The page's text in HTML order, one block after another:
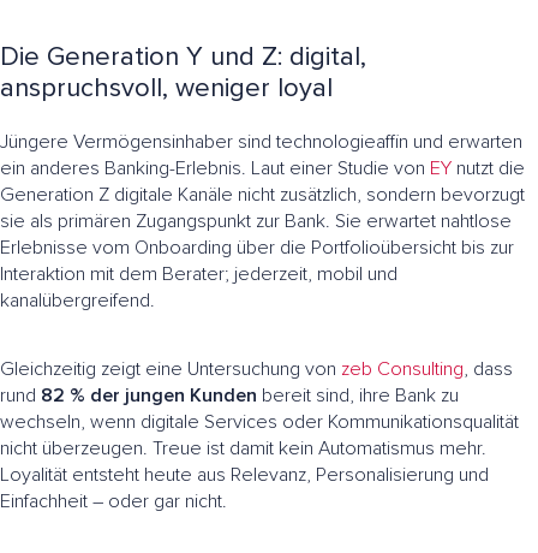
Die Generation Y und Z: digital,
anspruchsvoll, weniger loyal
Jüngere Vermögensinhaber sind technologieaffin und erwarten
ein anderes Banking-Erlebnis. Laut einer Studie von EY nutzt die
Generation Z digitale Kanäle nicht zusätzlich, sondern bevorzugt
sie als primären Zugangspunkt zur Bank. Sie erwartet nahtlose
Erlebnisse vom Onboarding über die Portfolioübersicht bis zur
Interaktion mit dem Berater; jederzeit, mobil und
kanalübergreifend.
Gleichzeitig zeigt eine Untersuchung von zeb Consulting, dass
rund 82 % der jungen Kunden bereit sind, ihre Bank zu
wechseln, wenn digitale Services oder Kommunikationsqualität
nicht überzeugen. Treue ist damit kein Automatismus mehr.
Loyalität entsteht heute aus Relevanz, Personalisierung und
Einfachheit – oder gar nicht.